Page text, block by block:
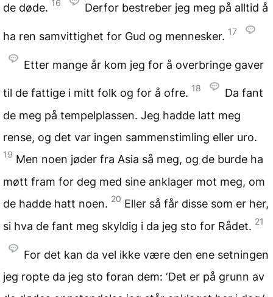
de døde. 16 Derfor bestreber jeg meg på alltid å
ha ren samvittighet for Gud og mennesker. 17
Etter mange år kom jeg for å overbringe gaver
til de fattige i mitt folk og for å ofre. 18
Da fant
de meg på tempelplassen. Jeg hadde latt meg
rense, og det var ingen sammenstimling eller uro.
19 Men noen jøder fra Asia så meg, og de burde ha
møtt fram for deg med sine anklager mot meg, om
de hadde hatt noen. 20 Eller så får disse som er her,
si hva de fant meg skyldig i da jeg sto for Rådet. 21
For det kan da vel ikke være den ene setningen
jeg ropte da jeg sto foran dem: ‘Det er på grunn av